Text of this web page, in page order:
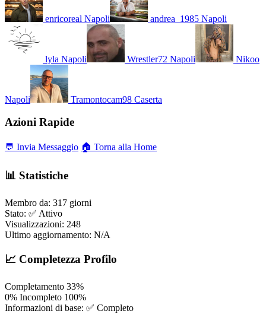
enricoreal Napoli andrea_1985 Napoli
lyla Napoli Wrestler72 Napoli Nikoo
Napoli Tramontocam98 Caserta
Azioni Rapide
💬 Invia Messaggio 🏠 Torna alla Home
📊 Statistiche
Membro da: 317 giorni
Stato: ✅ Attivo
Visualizzazioni: 248
Ultimo aggiornamento: N/A
📈 Completezza Profilo
Completamento 33%
0% Incompleto 100%
Informazioni di base: ✅ Completo